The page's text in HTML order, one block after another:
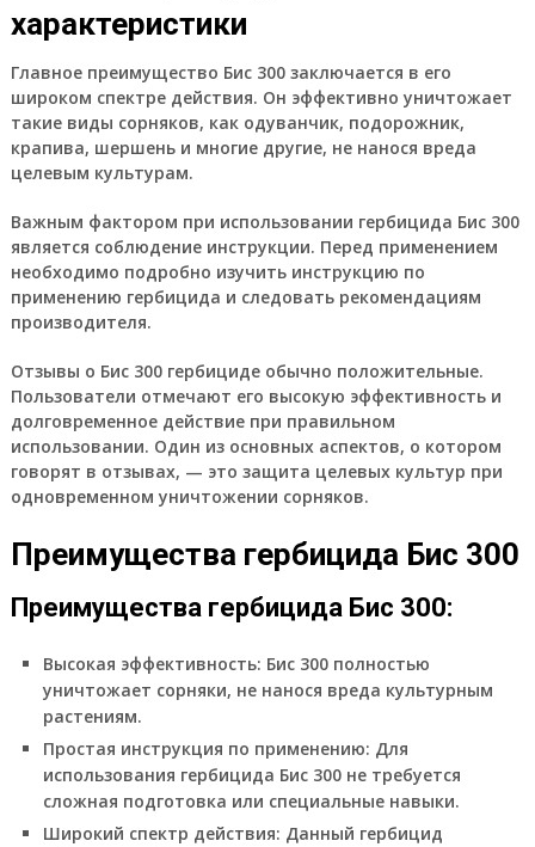
характеристики
Главное преимущество Бис 300 заключается в его
широком спектре действия. Он эффективно уничтожает
такие виды сорняков, как одуванчик, подорожник,
крапива, шершень и многие другие, не нанося вреда
целевым культурам.
Важным фактором при использовании гербицида Бис 300
является соблюдение инструкции. Перед применением
необходимо подробно изучить инструкцию по
применению гербицида и следовать рекомендациям
производителя.
Отзывы о Бис 300 гербициде обычно положительные.
Пользователи отмечают его высокую эффективность и
долговременное действие при правильном
использовании. Один из основных аспектов, о котором
говорят в отзывах, — это защита целевых культур при
одновременном уничтожении сорняков.
Преимущества гербицида Бис 300
Преимущества гербицида Бис 300:
Высокая эффективность: Бис 300 полностью
уничтожает сорняки, не нанося вреда культурным
растениям.
Простая инструкция по применению: Для
использования гербицида Бис 300 не требуется
сложная подготовка или специальные навыки.
Широкий спектр действия: Данный гербицид